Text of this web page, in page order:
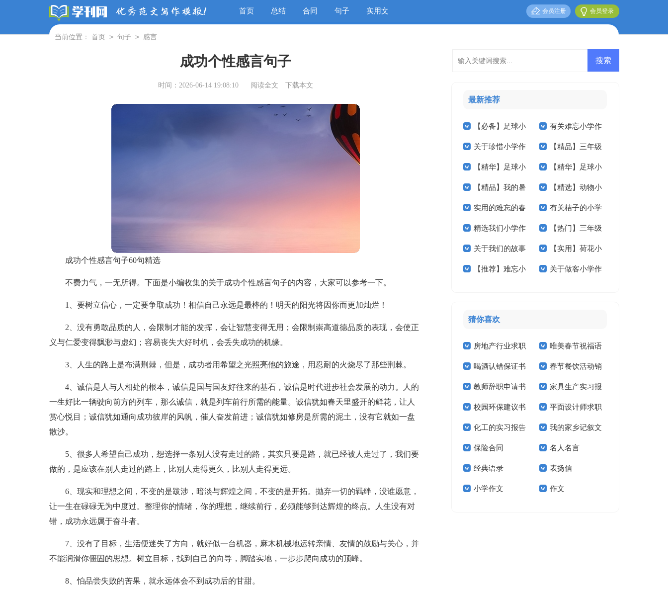
首页 总结 合同 句子 实用文 会员登录
会员注册
当前位置： 首页 > 句子 > 感言
成功个性感言句子
时间：2026-06-14 19:08:10 阅读全文 下载本文
成功个性感言句子60句精选
不费力气，一无所得。下面是小编收集的关于成功个性感言句子的内容，大家可以参考一下。
1、要树立信心，一定要争取成功！相信自己永远是最棒的！明天的阳光将因你而更加灿烂！
2、没有勇敢品质的人，会限制才能的发挥，会让智慧变得无用；会限制崇高道德品质的表现，会使正
义与仁爱变得飘渺与虚幻；容易丧失大好时机，会丢失成功的机缘。
3、人生的路上是布满荆棘，但是，成功者用希望之光照亮他的旅途，用忍耐的火烧尽了那些荆棘。
4、诚信是人与人相处的根本，诚信是国与国友好往来的基石，诚信是时代进步社会发展的动力。人的
一生好比一辆驶向前方的列车，那么诚信，就是列车前行所需的能量。诚信犹如春天里盛开的鲜花，让人
赏心悦目；诚信犹如通向成功彼岸的风帆，催人奋发前进；诚信犹如修房是所需的泥土，没有它就如一盘
散沙。
5、很多人希望自己成功，想选择一条别人没有走过的路，其实只要是路，就已经被人走过了，我们要
做的，是应该在别人走过的路上，比别人走得更久，比别人走得更远。
6、现实和理想之间，不变的是跋涉，暗淡与辉煌之间，不变的是开拓。抛弃一切的羁绊，没谁愿意，
让一生在碌碌无为中度过。整理你的情绪，你的理想，继续前行，必须能够到达辉煌的终点。人生没有对
错，成功永远属于奋斗者。
7、没有了目标，生活便迷失了方向，就好似一台机器，麻木机械地运转亲情、友情的鼓励与关心，并
不能润滑你僵固的思想。树立目标，找到自己的向导，脚踏实地，一步步爬向成功的顶峰。
8、怕品尝失败的苦果，就永远体会不到成功后的甘甜。
最新推荐
【必备】足球小
学作文600字3篇
有关难忘小学作
文汇总五篇
关于珍惜小学作
文400字五篇
【精品】三年级
叙事作文300字汇编
9篇
【精华】足球小
学作文汇总9篇
【精华】足球小
学作文300字3篇
【精品】我的暑
假生活小学作文8篇
【精选】动物小
学作文400字合集5
篇
实用的难忘的春
节小学作文合集6篇
有关桔子的小学
作文锦集8篇
精选我们小学作
文300字合集九篇
【热门】三年级
小学作文8篇
关于我们的故事
小学作文7篇
【实用】荷花小
学作文七篇
【推荐】难忘小 关于做客小学作
猜你喜欢
房地产行业求职
信
唯美春节祝福语
喝酒认错保证书 春节餐饮活动销
售工作计划
教师辞职申请书 家具生产实习报
告
校园环保建议书 平面设计师求职
信14篇
化工的实习报告 我的家乡记叙文
15篇
保险合同 名人名言
经典语录 表扬信
小学作文 作文